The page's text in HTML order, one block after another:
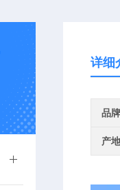
详细
品牌
产